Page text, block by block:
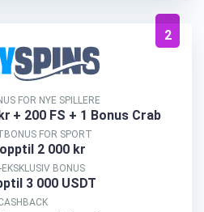
2
FOR NYE SPILLERE
+ 200 FS + 1 Bonus Crab
FOR SPORT
2 000 kr
BONUS
3 000 USDT